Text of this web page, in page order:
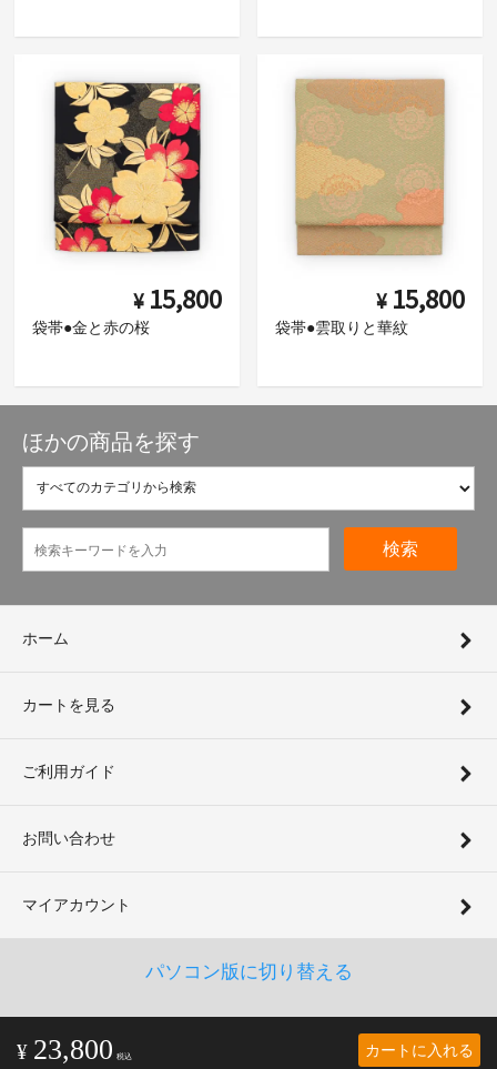
¥ 23,800 税込 カートに入れる
¥ 15,800
袋帯●金と赤の桜
¥ 15,800
袋帯●雲取りと華紋
ほかの商品を探す
検索
ホーム
カートを見る
ご利用ガイド
お問い合わせ
マイアカウント
パソコン版に切り替える